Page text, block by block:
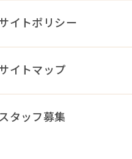
イトポリシー
イトマップ
スタッフ募集